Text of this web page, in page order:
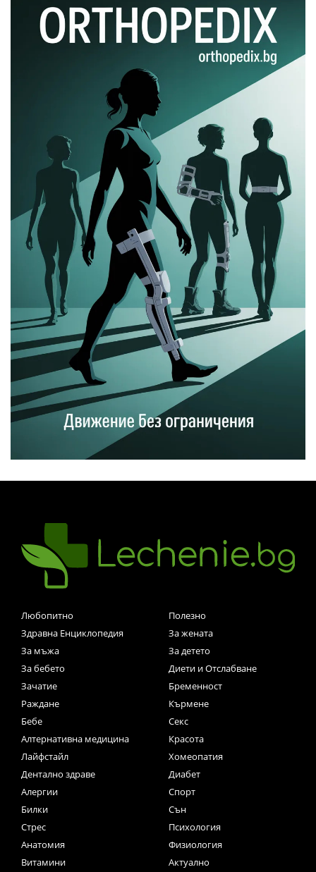
Любопитно
Полезно
Здравна Енциклопедия
За жената
За мъжа
За детето
За бебето
Диети и Отслабване
Зачатие
Бременност
Раждане
Кърмене
Бебе
Секс
Алтернативна медицина
Красота
Лайфстайл
Хомеопатия
Дентално здраве
Диабет
Алергии
Спорт
Билки
Сън
Стрес
Психология
Анатомия
Физиология
Витамини
Актуално